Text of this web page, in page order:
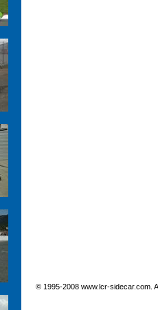
© 1995-2008 www.lcr-sidecar.com.